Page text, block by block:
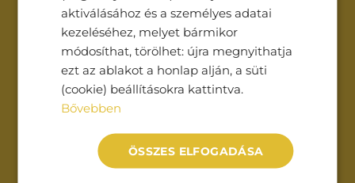
adatvédelmi tájékoztatót
aktiválásához és a személyes adatai
kezeléséhez, melyet bármikor
módosíthat, törölhet: újra megnyithatja
ezt az ablakot a honlap alján, a süti
(cookie) beállításokra kattintva.
Bővebben
ÖSSZES ELFOGADÁSA